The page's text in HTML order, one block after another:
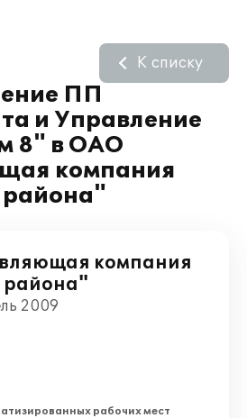
ПП
и Управление
8" в ОАО
компания
района"
К списку
компания
района"
2009
рабочих мест